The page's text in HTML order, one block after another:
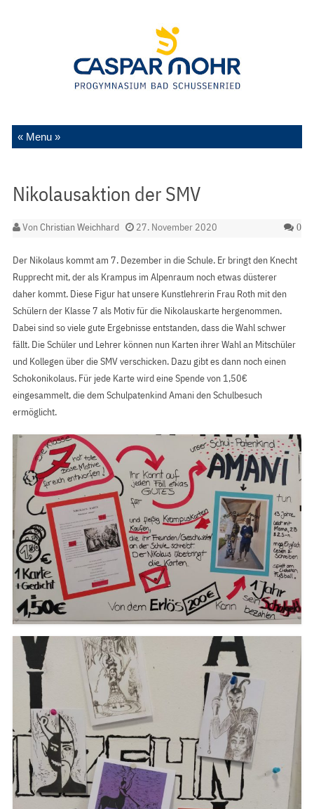
Zum Inhalt springen
Nikolausaktion der SMV
VonChristian Weichhard 27. November 2020 0
Der Nikolaus kommt am 7. Dezember in die Schule. Er bringt den Knecht
Rupprecht mit, der als Krampus im Alpenraum noch etwas düsterer
daher kommt. Diese Figur hat unsere Kunstlehrerin Frau Roth mit den
Schülern der Klasse 7 als Motiv für die Nikolauskarte hergenommen.
Dabei sind so viele gute Ergebnisse entstanden, dass die Wahl schwer
fällt. Die Schüler und Lehrer können nun Karten ihrer Wahl an Mitschüler
und Kollegen über die SMV verschicken. Dazu gibt es dann noch einen
Schokonikolaus. Für jede Karte wird eine Spende von 1,50€
eingesammelt, die dem Schulpatenkind Amani den Schulbesuch
ermöglicht.